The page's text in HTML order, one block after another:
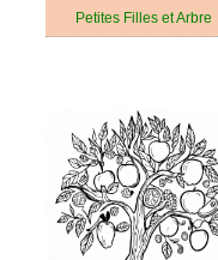
Petites Filles et Arbre